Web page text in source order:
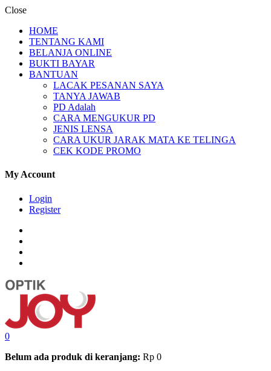
Close
HOME
TENTANG KAMI
BELANJA ONLINE
BUKTI BAYAR
BANTUAN
LACAK PESANAN SAYA
TANYA JAWAB
PD Adalah
CARA MENGUKUR PD
JENIS LENSA
CARA UKUR JARAK MATA KE TELINGA
CEK KODE PROMO
My Account
Login
Register
0
Belum ada produk di keranjang: Rp 0